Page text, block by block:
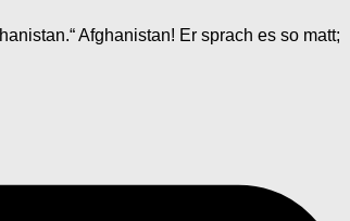
Afghanistan! Er sprach es so matt;